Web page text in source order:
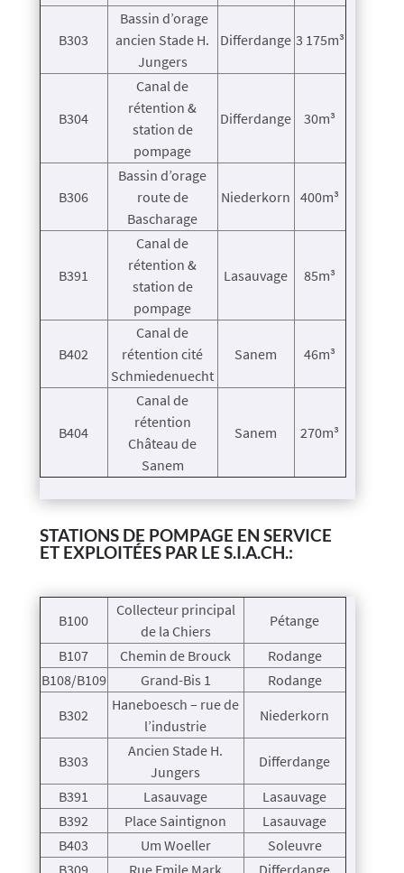
B303
Bassin d’orage
ancien Stade H.
Jungers
Differdange 3 175m³
B304
Canal de
rétention &
station de
pompage
Differdange 30m³
B306
Bassin d’orage
route de
Bascharage
Niederkorn 400m³
B391
Canal de
rétention &
station de
pompage
Lasauvage 85m³
B402
Canal de
rétention cité
Schmiedenuecht
Sanem 46m³
B404
Canal de
rétention
Château de
Sanem
Sanem 270m³
STATIONS DE POMPAGE EN SERVICE
ET EXPLOITÉES PAR LE S.I.A.CH.:
B100
Collecteur principal
de la Chiers
Pétange
B107
Chemin de Brouck
Rodange
B108/B109
Grand-Bis 1
Rodange
B302
Haneboesch – rue de
l’industrie
Niederkorn
B303
Ancien Stade H.
Jungers
Differdange
B391
Lasauvage
Lasauvage
B392
Place Saintignon
Lasauvage
B403
Um Woeller
Soleuvre
B309
Rue Emile Mark Differdange